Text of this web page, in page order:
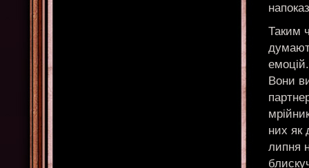
Таким
Вони
них як
липня